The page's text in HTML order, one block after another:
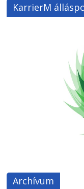
KarrierM
Archívum